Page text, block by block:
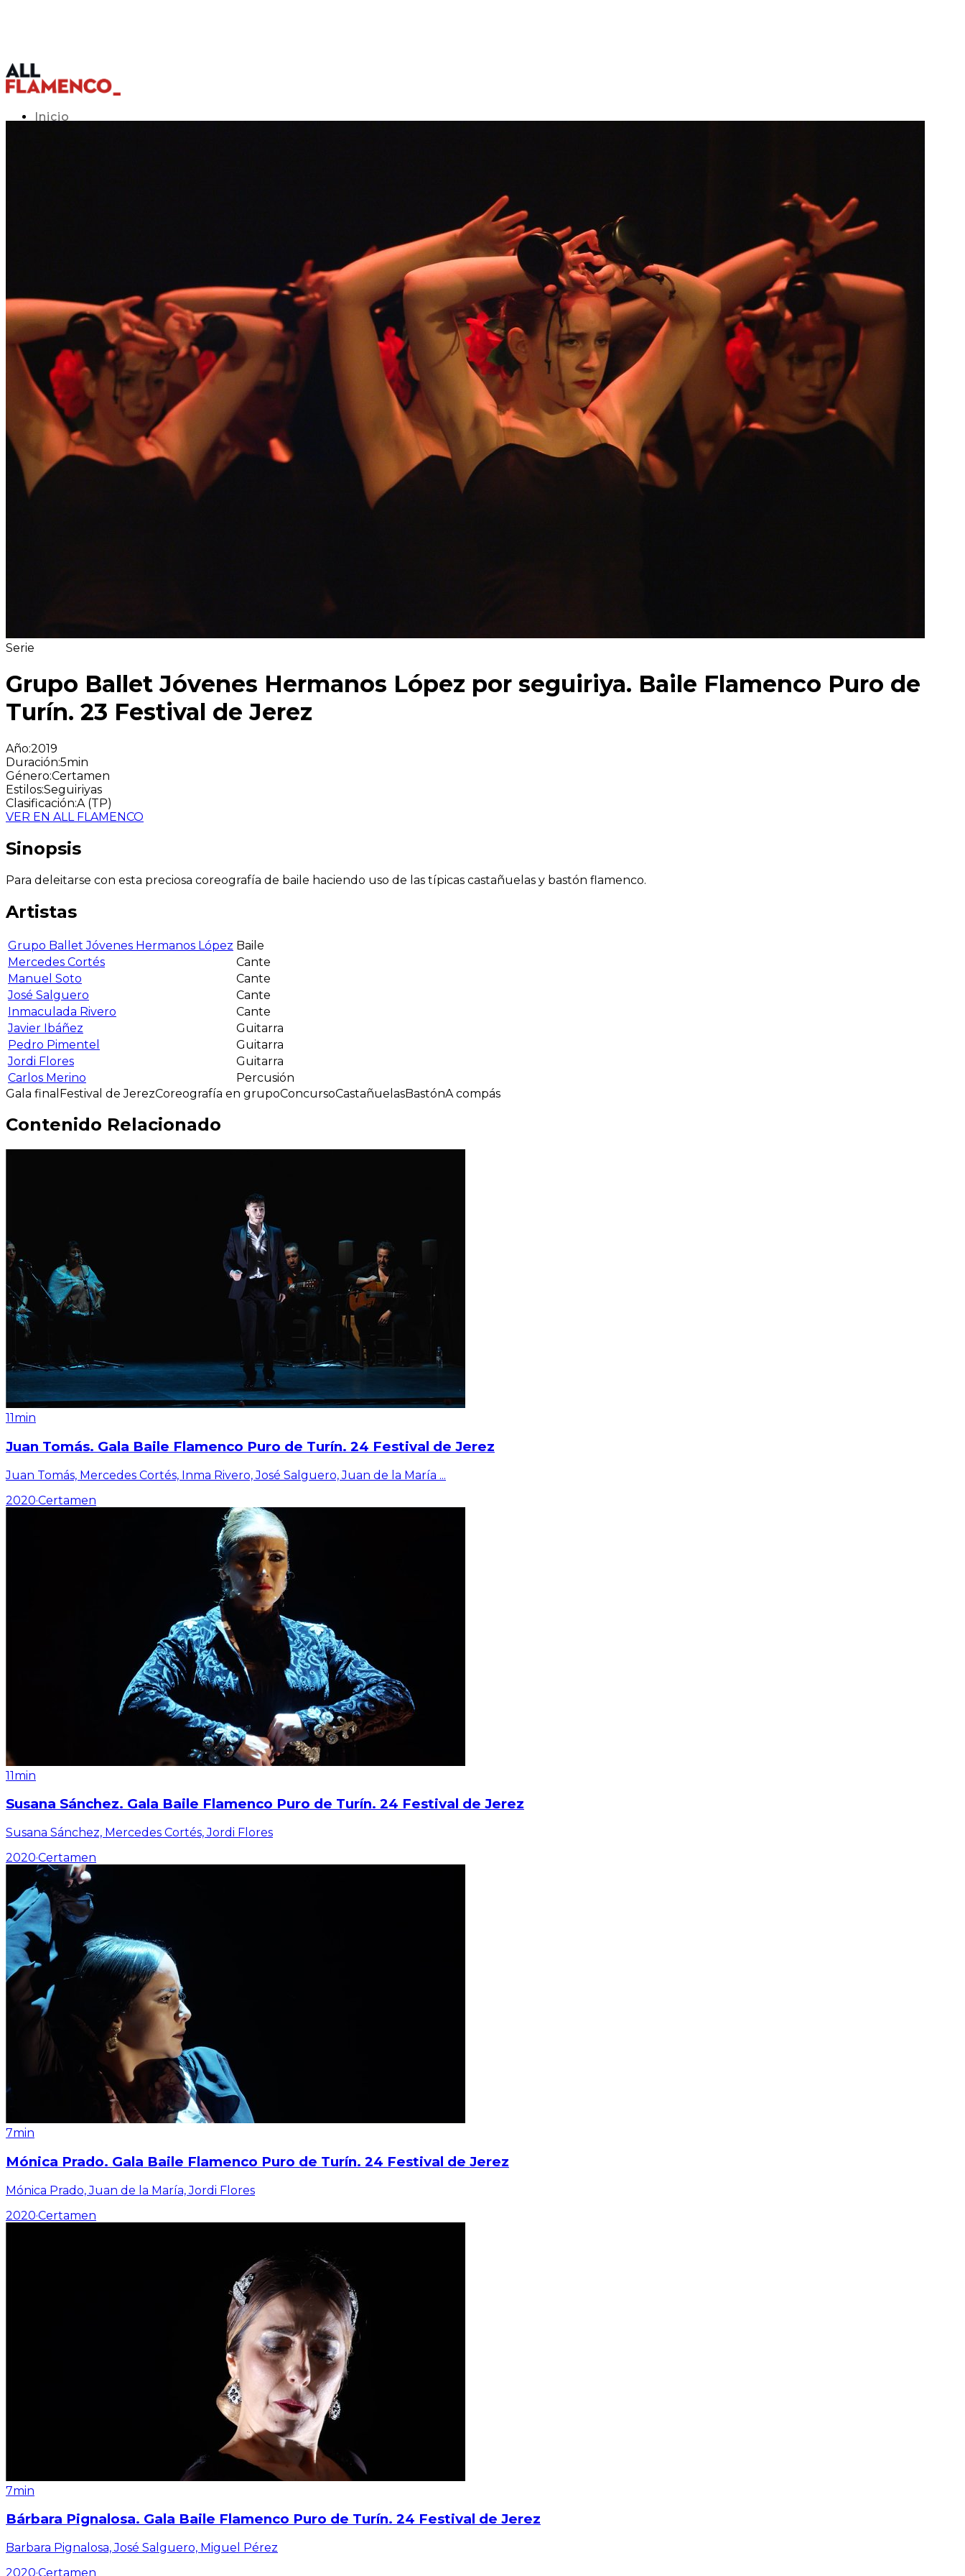
Inicio
Serie
Grupo Ballet Jóvenes Hermanos López por seguiriya. Baile Flamenco Puro de
Turín. 23 Festival de Jerez
Año:2019
Duración:5min
Género:Certamen
Estilos:Seguiriyas
Clasificación:A (TP)
VER EN ALL FLAMENCO
Sinopsis
Para deleitarse con esta preciosa coreografía de baile haciendo uso de las típicas castañuelas y bastón flamenco.
Artistas
Grupo Ballet Jóvenes Hermanos López Baile
Mercedes Cortés
Cante
Manuel Soto
Cante
José Salguero
Cante
Inmaculada Rivero
Cante
Javier Ibáñez
Guitarra
Pedro Pimentel
Guitarra
Jordi Flores
Guitarra
Carlos Merino
Percusión
Gala final Festival de JerezCoreografía en grupoConcursoCastañuelasBastónA compás
Contenido Relacionado
11min
Juan Tomás. Gala Baile Flamenco Puro de Turín. 24 Festival de Jerez
Juan Tomás, Mercedes Cortés, Inma Rivero, José Salguero, Juan de la María ...
2020·Certamen
11min
Susana Sánchez. Gala Baile Flamenco Puro de Turín. 24 Festival de Jerez
Susana Sánchez, Mercedes Cortés, Jordi Flores
2020·Certamen
7min
Mónica Prado. Gala Baile Flamenco Puro de Turín. 24 Festival de Jerez
Mónica Prado, Juan de la María, Jordi Flores
2020·Certamen
7min
Bárbara Pignalosa. Gala Baile Flamenco Puro de Turín. 24 Festival de Jerez
Barbara Pignalosa, José Salguero, Miguel Pérez
2020·Certamen